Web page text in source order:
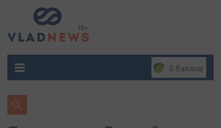
0 баллов